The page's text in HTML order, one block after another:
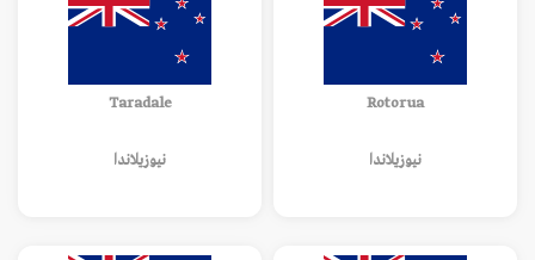
Rotorua
نيوزيلاندا
Taradale
نيوزيلاندا